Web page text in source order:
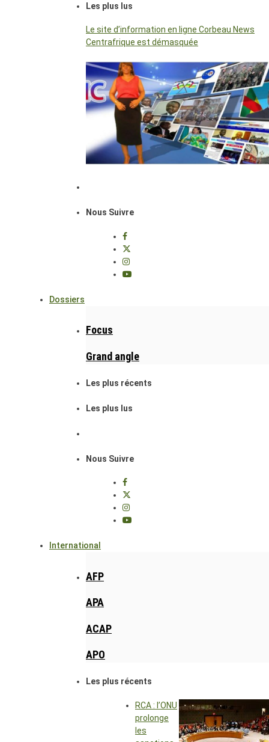
Les plus lus
Le site d’information en ligne Corbeau News
Centrafrique est démasquée
Nous Suivre
Dossiers
Focus
Grand angle
Les plus récents
Les plus lus
Nous Suivre
International
AFP
APA
ACAP
APO
Les plus récents
RCA : l’ONU
prolonge
les